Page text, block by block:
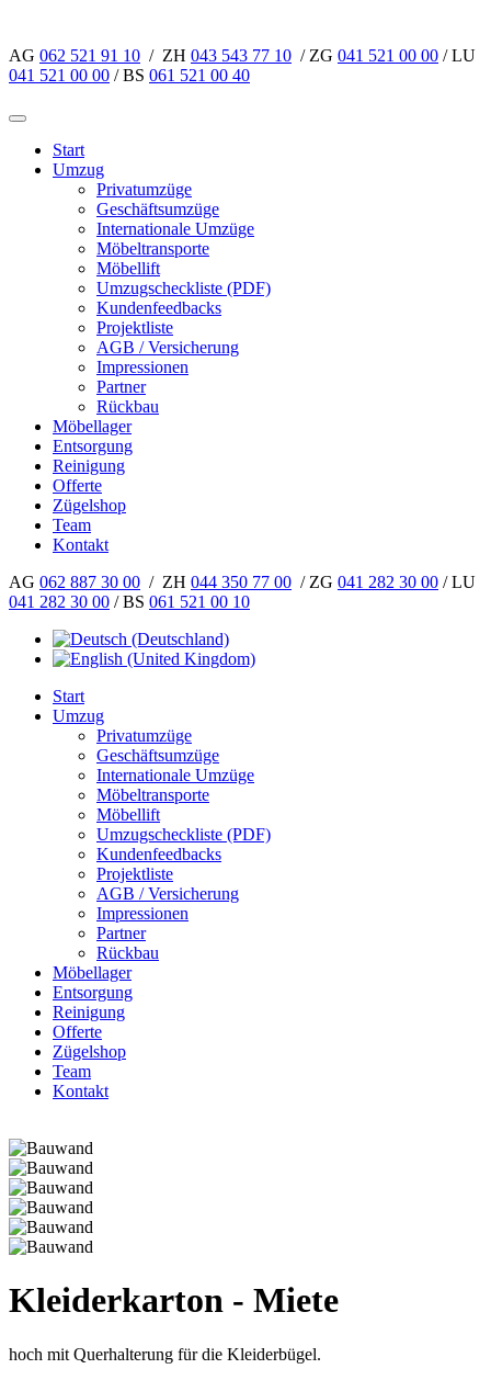
AG 062 521 91 10 / ZH 043 543 77 10 / ZG 041 521 00 00 / LU
041 521 00 00 / BS 061 521 00 40
Start
Umzug
Privatumzüge
Geschäftsumzüge
Internationale Umzüge
Möbeltransporte
Möbellift
Umzugscheckliste (PDF)
Kundenfeedbacks
Projektliste
AGB / Versicherung
Impressionen
Partner
Rückbau
Möbellager
Entsorgung
Reinigung
Offerte
Zügelshop
Team
Kontakt
AG 062 887 30 00 / ZH 044 350 77 00 / ZG 041 282 30 00 / LU
041 282 30 00 / BS 061 521 00 10
Start
Umzug
Privatumzüge
Geschäftsumzüge
Internationale Umzüge
Möbeltransporte
Möbellift
Umzugscheckliste (PDF)
Kundenfeedbacks
Projektliste
AGB / Versicherung
Impressionen
Partner
Rückbau
Möbellager
Entsorgung
Reinigung
Offerte
Zügelshop
Team
Kontakt
Kleiderkarton - Miete
hoch mit Querhalterung für die Kleiderbügel.